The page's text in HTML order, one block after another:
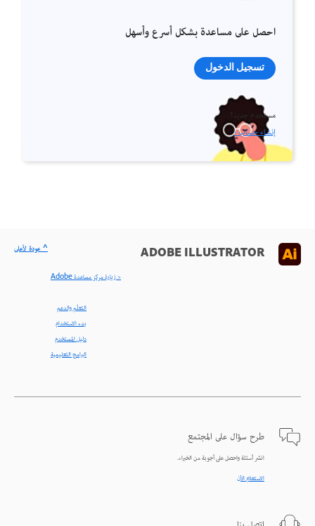
احصل على مساعدة بشكل أسرع وأسهل
تسجيل الدخول
مستخدم جديد؟
إنشاء حساب ›
ADOBE ILLUSTRATOR
< زيارة مركز مساعدة Adobe
التعلّم والدعم
بدء الاستخدام
دليل المستخدم
البرامج التعليمية
طرح سؤال على المجتمع
انشر أسئلة واحصل على أجوبة من الخبراء.
الاستعلام الآن
^ عودة لأعلى